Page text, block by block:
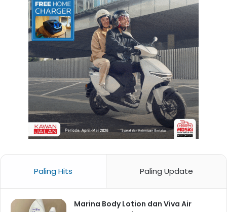
Paling Hits Paling Update
Marina Body Lotion dan Viva Air